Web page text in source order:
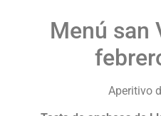
Menú san
Aperitivo